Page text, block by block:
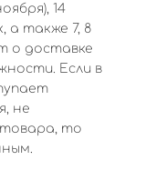
14
а также 7, 8
о доставке
Если в
не
то